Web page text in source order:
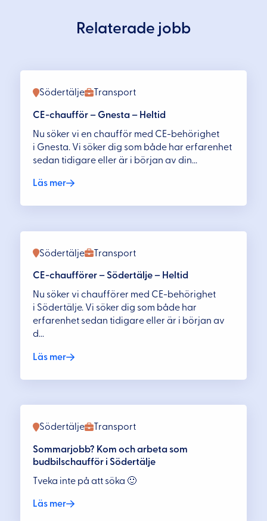
Relaterade jobb
Transport
Södertälje
CE-chaufför – Gnesta – Heltid
Nu söker vi en chaufför med CE-behörighet
i Gnesta. Vi söker dig som både har erfarenhet
sedan tidigare eller är i början av din...
Läs mer
Transport
Södertälje
CE-chaufförer – Södertälje – Heltid
Nu söker vi chaufförer med CE-behörighet
i Södertälje. Vi söker dig som både har
erfarenhet sedan tidigare eller är i början av
d...
Läs mer
Transport
Södertälje
Sommarjobb? Kom och arbeta som
budbilschaufför i Södertälje
Tveka inte på att söka 🙂
Läs mer